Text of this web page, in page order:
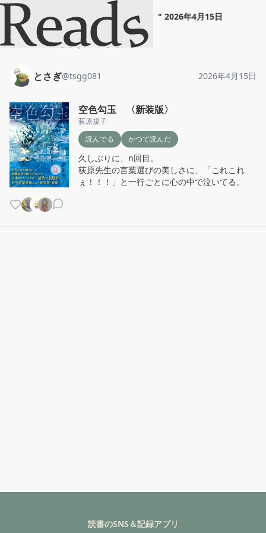
とさぎ"空色勾玉 〈新装版〉 " 2026年4月15日
ホーム とさぎ 投稿
とさぎ@tsgg081 2026年4月15日
空色勾玉 〈新装版〉
荻原規子
読んでる
かつて読んだ
久しぶりに、n回目。
荻原先生の言葉選びの美しさに、「これこれ
ぇ！！！」と一行ごとに心の中で泣いてる。
読書のSNS＆記録アプリ